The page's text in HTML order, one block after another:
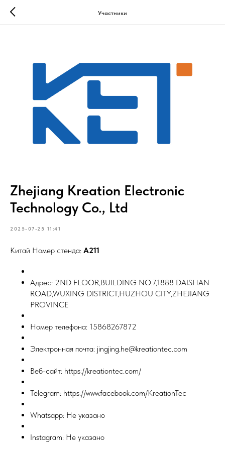
Участники
Zhejiang Kreation Electronic
Technology Co., Ltd
2025-07-25 11:41
Китай Номер стенда: A211
Адрес: 2ND FLOOR,BUILDING NO.7,1888 DAISHAN
ROAD,WUXING DISTRICT,HUZHOU CITY,ZHEJIANG
PROVINCE
Номер телефона: 15868267872
Электронная почта: jingjing.he@kreationtec.com
Веб-сайт: https://kreationtec.com/
Telegram: https://www.facebook.com/KreationTec
Whatsapp: Не указано
Instagram: Не указано